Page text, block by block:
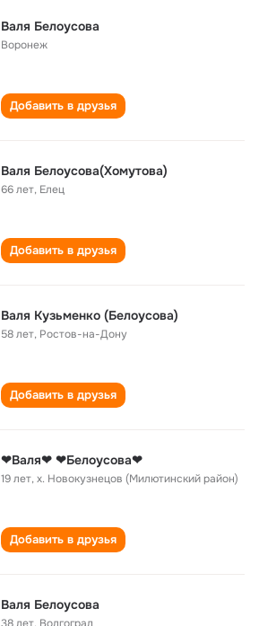
Валя Белоусова
Воронеж
Добавить в друзья
Валя Белоусова(Хомутова)
66 лет, Елец
Добавить в друзья
Валя Кузьменко (Белоусова)
58 лет, Ростов-на-Дону
Добавить в друзья
❤Валя❤ ❤Белоусова❤
19 лет,х. Новокузнецов (Милютинский район)
Добавить в друзья
Валя Белоусова